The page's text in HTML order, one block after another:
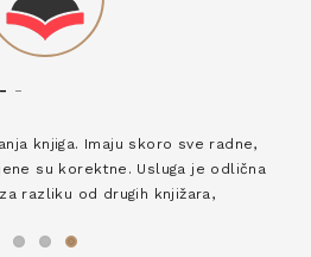
-
knjiga. Imaju skoro sve radne,
su korektne. Usluga je odlična
razliku od drugih knjižara,